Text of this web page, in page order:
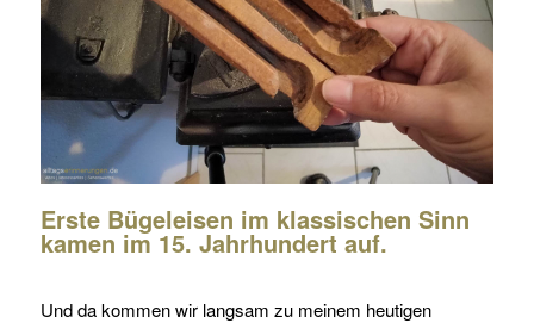
ErsteBügeleisen im klassischen Sinn
kamen im 15. Jahrhundert auf.
Und da kommen wir langsam zu meinem heutigen